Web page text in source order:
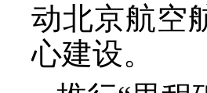
动北京航空
心建设。